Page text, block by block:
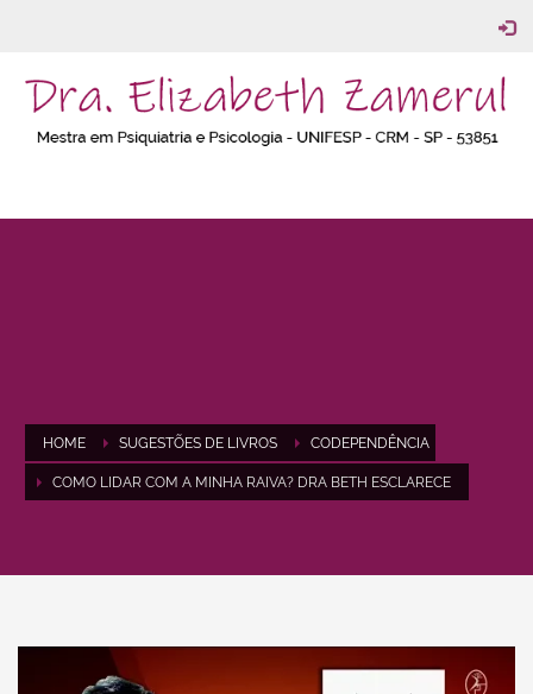
HOME SUGESTÕES DE LIVROS CODEPENDÊNCIA
COMO LIDAR COM A MINHA RAIVA? DRA BETH ESCLARECE